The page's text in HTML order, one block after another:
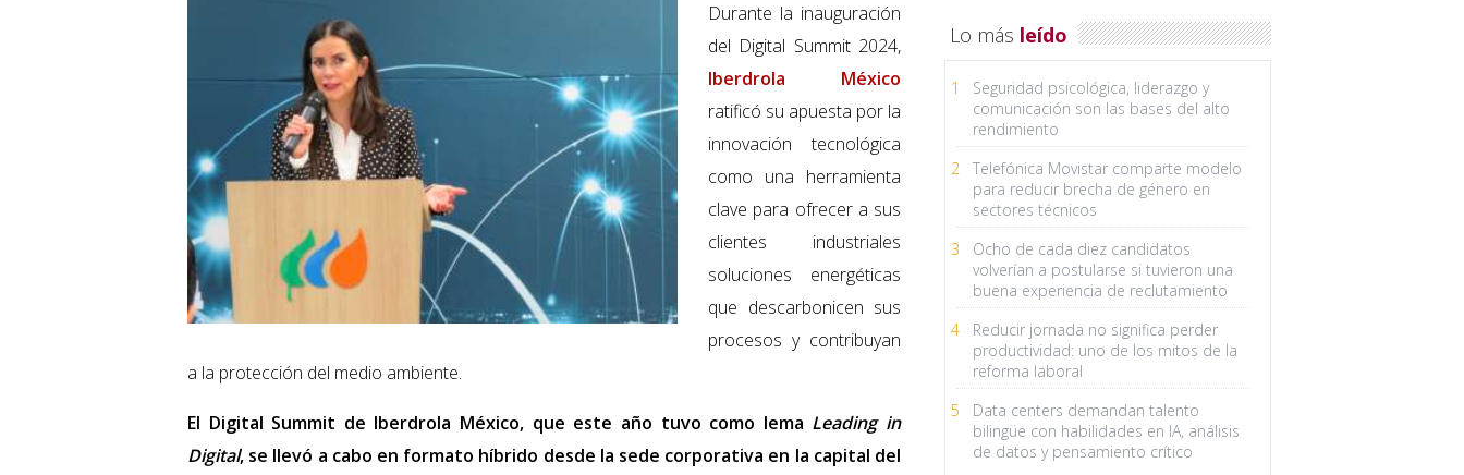
Durante la inauguración
del Digital Summit 2024,
Iberdrola México
ratificó su apuesta por la
innovación tecnológica
como una herramienta
clave para ofrecer a sus
clientes industriales
soluciones energéticas
que descarbonicen sus
procesos y contribuyan
a la protección del medio ambiente.
El Digital Summit de Iberdrola México, que este año tuvo como lema Leading in
Digital, se llevó a cabo en formato híbrido desde la sede corporativa en la capital del
Lo más leído
1
Seguridad psicológica, liderazgo y
comunicación son las bases del alto
rendimiento
2
Telefónica Movistar comparte modelo
para reducir brecha de género en
sectores técnicos
3
Ocho de cada diez candidatos
volverían a postularse si tuvieron una
buena experiencia de reclutamiento
4
Reducir jornada no significa perder
productividad: uno de los mitos de la
reforma laboral
5
Data centers demandan talento
bilingüe con habilidades en IA, análisis
de datos y pensamiento crítico